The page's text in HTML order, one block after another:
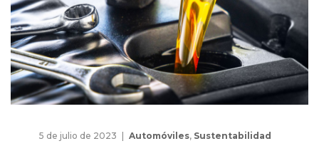
5 de julio de 2023 Automóviles, Sustentabilidad